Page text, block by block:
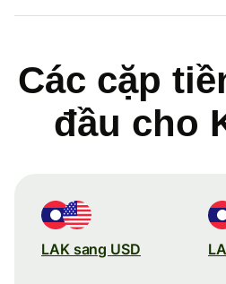
Các cặp
đầu cho
LAK sang USD